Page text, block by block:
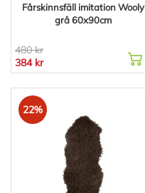
Fårskinnsfäll imitation Wooly
grå 60x90cm
480 kr
384 kr
22%